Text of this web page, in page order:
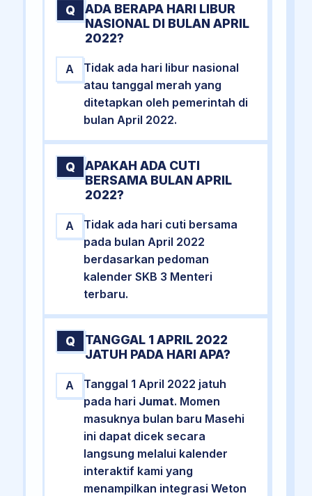
Q
ADA BERAPA HARI LIBUR
NASIONAL DI BULAN APRIL
2022?
A
Tidak ada hari libur nasional
atau tanggal merah yang
ditetapkan oleh pemerintah di
bulan April 2022.
Q
APAKAH ADA CUTI
BERSAMA BULAN APRIL
2022?
A
Tidak ada hari cuti bersama
pada bulan April 2022
berdasarkan pedoman
kalender SKB 3 Menteri
terbaru.
Q
TANGGAL 1 APRIL 2022
JATUH PADA HARI APA?
A
Tanggal 1 April 2022 jatuh
pada hari Jumat. Momen
masuknya bulan baru Masehi
ini dapat dicek secara
langsung melalui kalender
interaktif kami yang
menampilkan integrasi Weton